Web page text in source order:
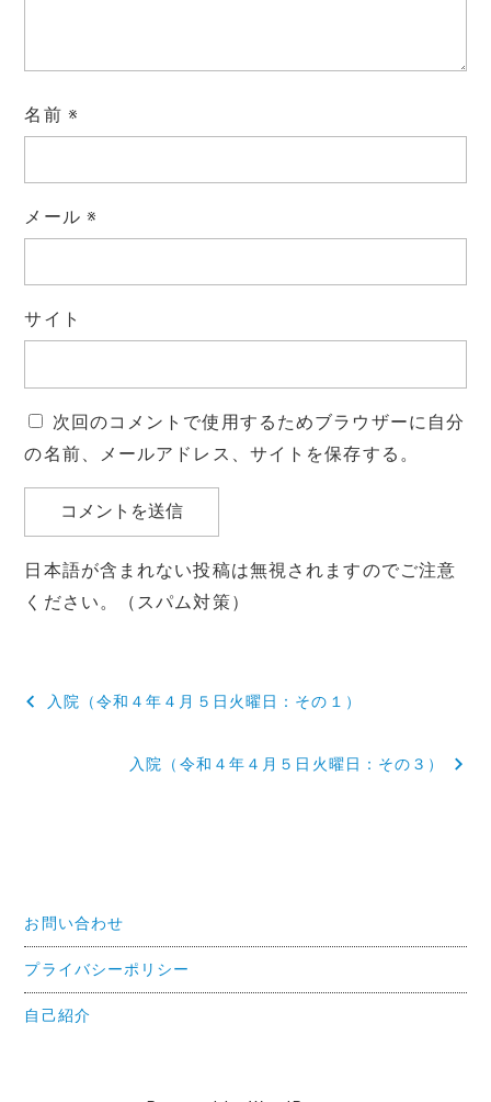
名前 ※
メール ※
サイト
次回のコメントで使用するためブラウザーに自分
の名前、メールアドレス、サイトを保存する。
日本語が含まれない投稿は無視されますのでご注意
ください。（スパム対策）
投
シ
ョ
ン
入院（令和４年４月５日火曜日：その１）
入院（令和４年４月５日火曜日：その３）
お問い合わせ
プライバシーポリシー
自己紹介